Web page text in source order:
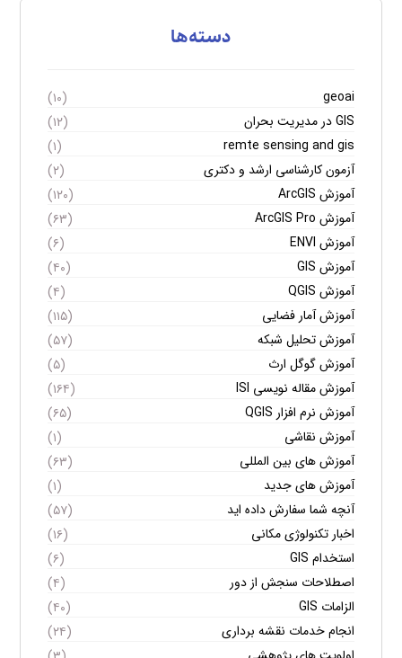
دسته‌ها
geoai
(۱۰)
GIS در مدیریت بحران
(۱۲)
remte sensing and gis
(۱)
آزمون کارشناسی ارشد و دکتری
(۲)
آموزش ArcGIS
(۱۲۰)
آموزش ArcGIS Pro
(۶۳)
آموزش ENVI
(۶)
آموزش GIS
(۴۰)
آموزش QGIS
(۴)
آموزش آمار فضایی
(۱۱۵)
آموزش تحلیل شبکه
(۵۷)
آموزش گوگل ارث
(۵)
آموزش مقاله نویسی ISI
(۱۶۴)
آموزش نرم افزار QGIS
(۶۵)
آموزش نقاشی
(۱)
آموزش های بین المللی
(۶۳)
آموزش های جدید
(۱)
آنچه شما سفارش داده اید
(۵۷)
اخبار تکنولوژی مکانی
(۱۶)
استخدام GIS
(۶)
اصطلاحات سنجش از دور
(۴)
الزامات GIS
(۴۰)
انجام خدمات نقشه برداری
(۲۴)